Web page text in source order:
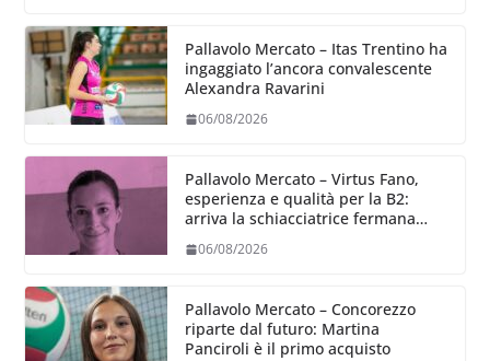
Pallavolo Mercato – Itas Trentino ha
ingaggiato l’ancora convalescente
Alexandra Ravarini
06/08/2026
Pallavolo Mercato – Virtus Fano,
esperienza e qualità per la B2:
arriva la schiacciatrice fermana
06/08/2026
Pallavolo Mercato – Concorezzo
riparte dal futuro: Martina
Panciroli è il primo acquisto